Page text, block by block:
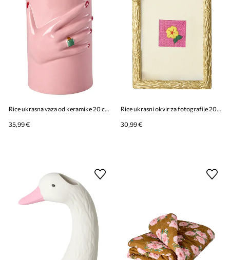
Rice ukrasna vaza od keramike 20 cm
35,99 €
Rice ukrasni okvir za fotografije 20 x 12 cm
30,99 €